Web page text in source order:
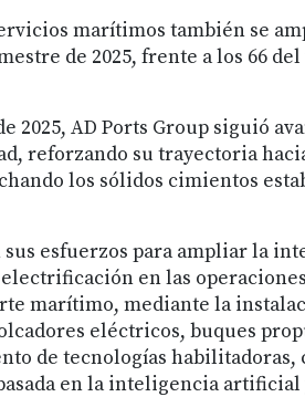
marítimos también se
de 2025, frente a los 66
2025, AD Ports Group siguió
reforzando su trayectoria
los sólidos cimientos
esfuerzos para ampliar la
en las
marítimo, mediante la
eléctricos, buques
de tecnologías habilitadoras,
en la inteligencia artificial